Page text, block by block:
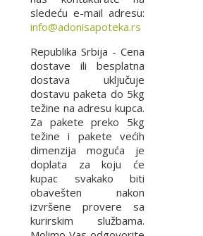
sledeću e-mail adresu:
info@adonisapoteka.rs
Republika Srbija - Cena
dostave ili besplatna
dostava uključuje
dostavu paketa do 5kg
težine na adresu kupca.
Za pakete preko 5kg
težine i pakete većih
dimenzija moguća je
doplata za koju će
kupac svakako biti
obavešten nakon
izvršene provere sa
kurirskim službama.